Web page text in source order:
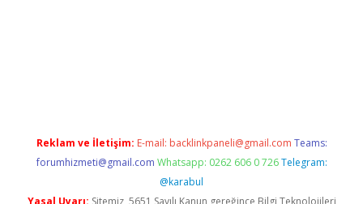
Reklam ve İletişim: E-mail: backlinkpaneli@gmail.com Teams:
forumhizmeti@gmail.com Whatsapp: 0262 606 0 726 Telegram:
@karabul
Yasal Uyarı: Sitemiz, 5651 Sayılı Kanun gereğince Bilgi Teknolojileri